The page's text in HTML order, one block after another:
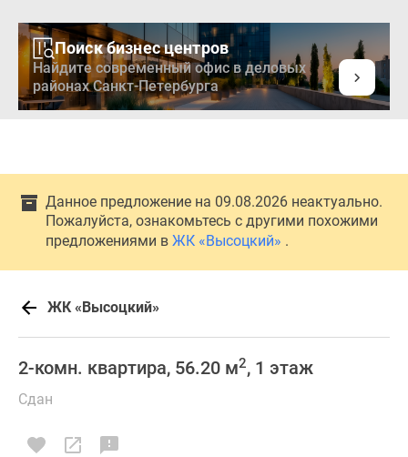
Поиск бизнес центров
Найдите современный офис в деловых
районах Санкт-Петербурга
Данное предложение на 09.08.2026 неактуально.
Пожалуйста, ознакомьтесь с другими похожими
предложениями в ЖК «Высоцкий» .
ЖК «Высоцкий»
2-комн. квартира, 56.20 м2, 1 этаж
Сдан